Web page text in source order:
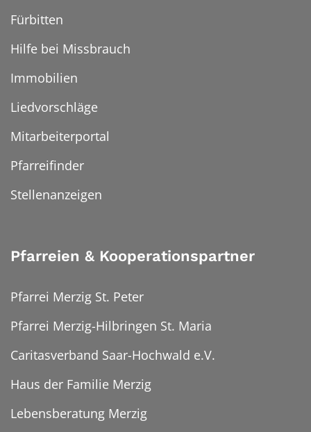
Fürbitten
Hilfe bei Missbrauch
Immobilien
Liedvorschläge
Mitarbeiterportal
Pfarreifinder
Stellenanzeigen
Pfarreien & Kooperationspartner
Pfarrei Merzig St. Peter
Pfarrei Merzig-Hilbringen St. Maria
Caritasverband Saar-Hochwald e.V.
Haus der Familie Merzig
Lebensberatung Merzig